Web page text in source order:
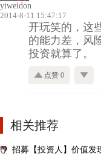
yiweidon
2014-8-11 15:47:17
开玩笑的，这
的能力差，风
投资就算了。
点赞 0
相关推荐
招募【投资人】价值发